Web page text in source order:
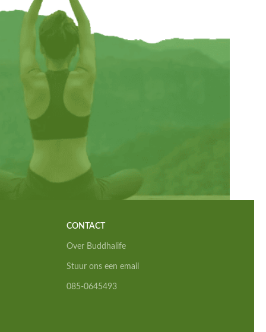
CONTACT
Over Buddhalife
Stuur ons een email
085-0645493